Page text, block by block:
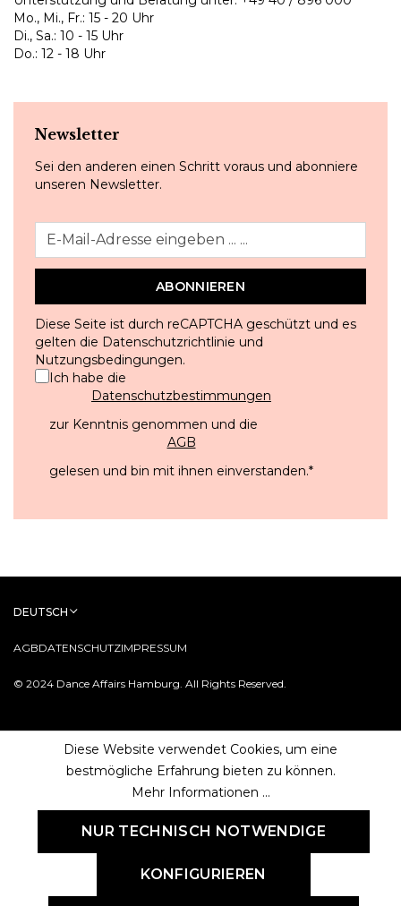
Mo., Mi., Fr.: 15 - 20 Uhr
Di., Sa.: 10 - 15 Uhr
Do.: 12 - 18 Uhr
Newsletter
Sei den anderen einen Schritt voraus und abonniere
unseren Newsletter.
ABONNIEREN
Diese Seite ist durch reCAPTCHA geschützt und es
gelten die Datenschutzrichtlinie und
Nutzungsbedingungen.
Ich habe die
Datenschutzbestimmungen
zur Kenntnis genommen und die
AGB
gelesen und bin mit ihnen einverstanden.*
© 2024 Dance Affairs Hamburg. All Rights Reserved.
AGBDATENSCHUTZIMPRESSUM
DEUTSCH
Diese Website verwendet Cookies, um eine
bestmögliche Erfahrung bieten zu können.
Mehr Informationen ...
NUR TECHNISCH NOTWENDIGE
KONFIGURIEREN